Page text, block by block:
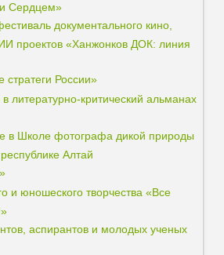
Сердцем»
документального кино,
проектов «Ханжонков ДОК: линия
России»
литературно-критический альманах
в Школе фотографа дикой природы
Алтай
и юношеского творчества «Все
аспирантов и молодых ученых